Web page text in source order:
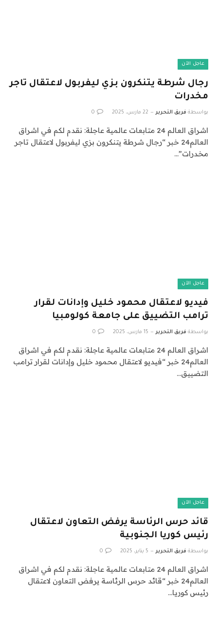
عاجل الآن
رجال شرطة يتنكرون بزي ليفربول لاعتقال تاجر
مخدرات
بواسطة فريق التحرير 22 مارس، 2025 0
اشراق العالم 24 متابعات عالمية عاجلة: نقدم لكم في اشراق
العالم24 خبر “رجال شرطة يتنكرون بزي ليفربول لاعتقال تاجر
مخدرات”…
عاجل الآن
فيديو لاعتقال محمود خليل وإدانات لقرار
ترامب التضييق على جامعة كولومبيا
بواسطة فريق التحرير 15 مارس، 2025 0
اشراق العالم 24 متابعات عالمية عاجلة: نقدم لكم في اشراق
العالم24 خبر “فيديو لاعتقال محمود خليل وإدانات لقرار ترامب
التضييق…
عاجل الآن
قائد حرس الرئاسة يرفض التعاون لاعتقال
رئيس كوريا الجنوبية
بواسطة فريق التحرير 5 يناير، 2025 0
اشراق العالم 24 متابعات عالمية عاجلة: نقدم لكم في اشراق
العالم24 خبر “قائد حرس الرئاسة يرفض التعاون لاعتقال
رئيس كوريا…